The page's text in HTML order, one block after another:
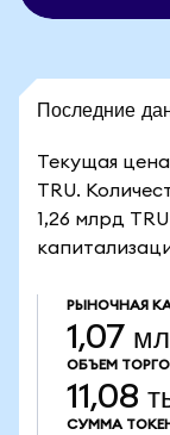
Последние
Текущая цена
TRU.
1,26 млрд
РЫНОЧНАЯ
1,07
ОБЪЕМ
11,08
СУММА